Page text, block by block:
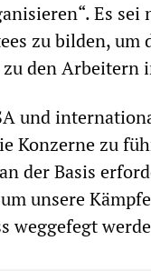
Es sei
zu bilden, um
den Arbeitern
und
Konzerne zu
der Basis
unsere
weggefegt